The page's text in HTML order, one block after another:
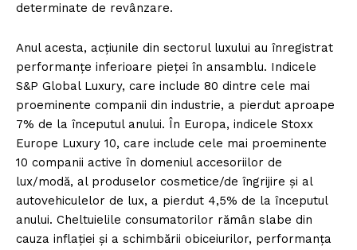
determinate de revânzare.
Anul acesta, acțiunile din sectorul luxului au înregistrat
performanțe inferioare pieței în ansamblu. Indicele
S&P Global Luxury, care include 80 dintre cele mai
proeminente companii din industrie, a pierdut aproape
7% de la începutul anului. În Europa, indicele Stoxx
Europe Luxury 10, care include cele mai proeminente
10 companii active în domeniul accesoriilor de
lux/modă, al produselor cosmetice/de îngrijire și al
autovehiculelor de lux, a pierdut 4,5% de la începutul
anului. Cheltuielile consumatorilor rămân slabe din
cauza inflației și a schimbării obiceiurilor, performanța